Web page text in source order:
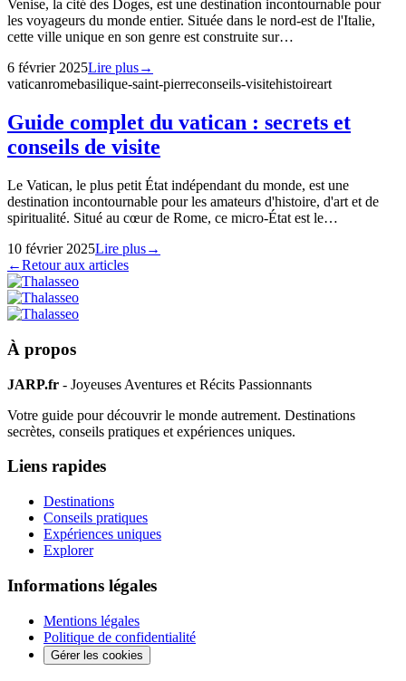
Venise, la cité des Doges, est une destination incontournable pour
les voyageurs du monde entier. Située dans le nord-est de l'Italie,
cette ville unique en son genre est construite sur…
6 février 2025Lire plus→
vaticanromebasilique-saint-pierreconseils-visitehistoireart
Guide complet du vatican : secrets et
conseils de visite
Le Vatican, le plus petit État indépendant du monde, est une
destination incontournable pour les amateurs d'histoire, d'art et de
spiritualité. Situé au cœur de Rome, ce micro-État est le…
10 février 2025Lire plus→
←Retour aux articles
À propos
JARP.fr - Joyeuses Aventures et Récits Passionnants
Votre guide pour découvrir le monde autrement. Destinations
secrètes, conseils pratiques et expériences uniques.
Liens rapides
Destinations
Conseils pratiques
Expériences uniques
Explorer
Informations légales
Mentions légales
Politique de confidentialité
Gérer les cookies